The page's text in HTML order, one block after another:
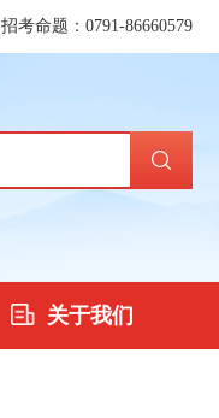
考命题：0791-86660579
关于我们